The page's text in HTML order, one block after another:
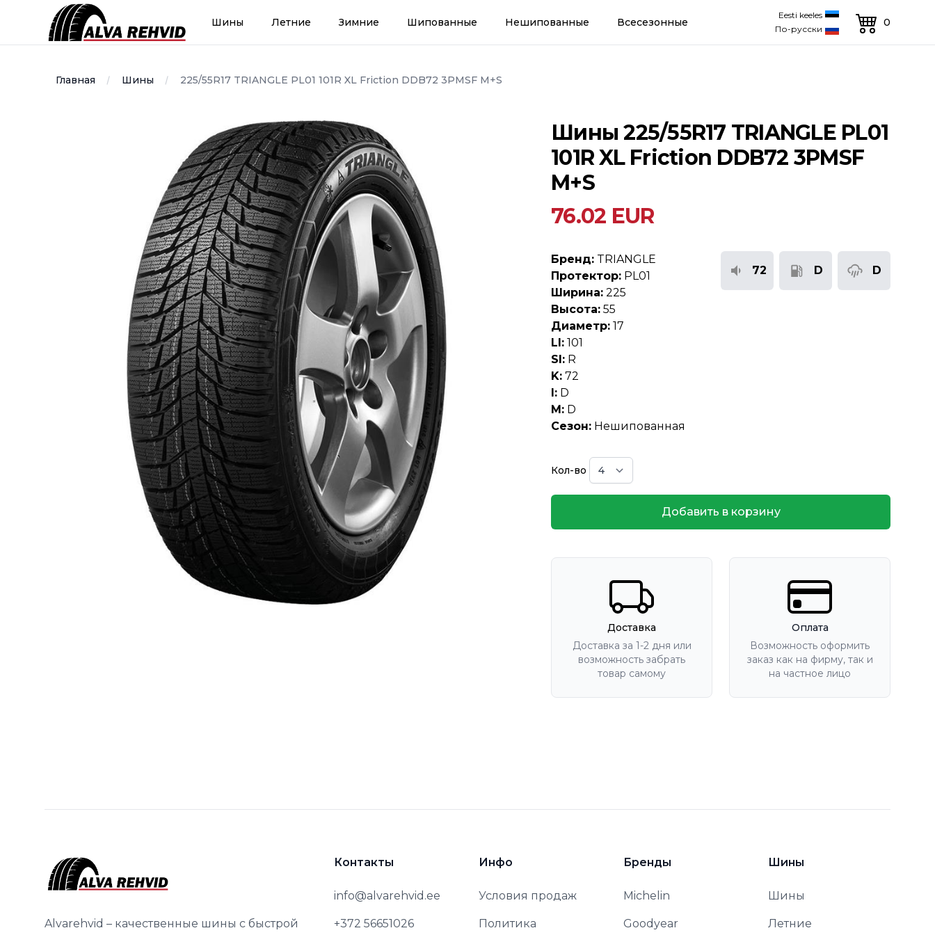
Alvarehvid
Шины Летние Зимние Шипованные Нешипованные Всесезонные
Eesti keeles
По-русски
0
Главная Шины 225/55R17 TRIANGLE PL01 101R XL Friction DDB72 3PMSF M+S
Шины 225/55R17 TRIANGLE PL01
101R XL Friction DDB72 3PMSF
M+S
76.02 EUR
Бренд: TRIANGLE
Протектор: PL01
Ширина: 225
Высота: 55
Диаметр: 17
LI: 101
SI: R
K: 72
I: D
M: D
Сезон: Нешипованная
72 D D
Кол-во
Добавить в корзину
Доставка
Доставка за 1-2 дня или
возможность забрать
товар самому
Оплата
Возможность оформить
заказ как на фирму, так и
на частное лицо
Alvarehvid – качественные шины с быстрой
Контакты
info@alvarehvid.ee
+372 56651026
Инфо
Условия продаж
Политика
Бренды
Michelin
Goodyear
Шины
Шины
Летние